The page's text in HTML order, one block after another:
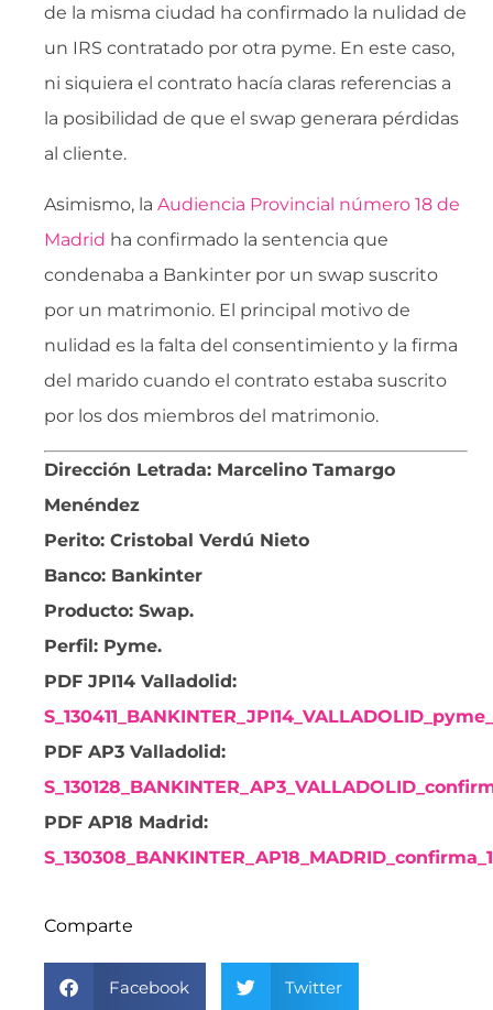
de la misma ciudad ha confirmado la nulidad de
un IRS contratado por otra pyme. En este caso,
ni siquiera el contrato hacía claras referencias a
la posibilidad de que el swap generara pérdidas
al cliente.
Asimismo, la Audiencia Provincial número 18 de
Madrid ha confirmado la sentencia que
condenaba a Bankinter por un swap suscrito
por un matrimonio. El principal motivo de
nulidad es la falta del consentimiento y la firma
del marido cuando el contrato estaba suscrito
por los dos miembros del matrimonio.
Dirección Letrada: Marcelino Tamargo
Menéndez
Perito: Cristobal Verdú Nieto
Banco: Bankinter
Producto: Swap.
Perfil: Pyme.
PDF JPI14 Valladolid:
PDF AP3 Valladolid:
PDF AP18 Madrid:
Comparte
Facebook Twitter